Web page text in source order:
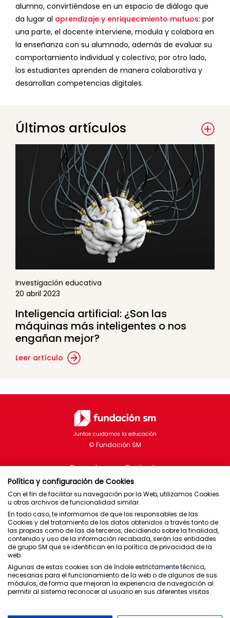
alumno, convirtiéndose en un espacio de diálogo que
da lugar al aprendizaje y enriquecimiento mutuos: por
una parte, el docente interviene, modula y colabora en
la enseñanza con su alumnado, además de evaluar su
comportamiento individual y colectivo; por otro lado,
los estudiantes aprenden de manera colaborativa y
desarrollan competencias digitales.
Últimos artículos
Investigación educativa
20 abril 2023
Inteligencia artificial: ¿Son las
máquinas más inteligentes o nos
engañan mejor?
Leer artículo
Juntos cuidamos la educación
Proyectos Contacto
Brasil
Chile
España
México
Puerto Rico
Política de privacidad
Política y configuración de Cookies
Con el fin de facilitar su navegación por la Web, utilizamos Cookies
u otros archivos de funcionalidad similar.
En todo caso, te informamos de que los responsables de las
Cookies y del tratamiento de los datos obtenidos a través tanto de
las propias como de las de terceros, decidiendo sobre la finalidad,
contenido y uso de la información recabada, serán las entidades
de grupo SM que se identifican en la política de privacidad de la
web.
Algunas de estas cookies son de índole estrictamente técnica,
necesarias para el funcionamiento de la web o de algunos de sus
módulos, de forma que mejoran la experiencia de navegación al
permitir al sistema reconocer al usuario en sus diferentes visitas.